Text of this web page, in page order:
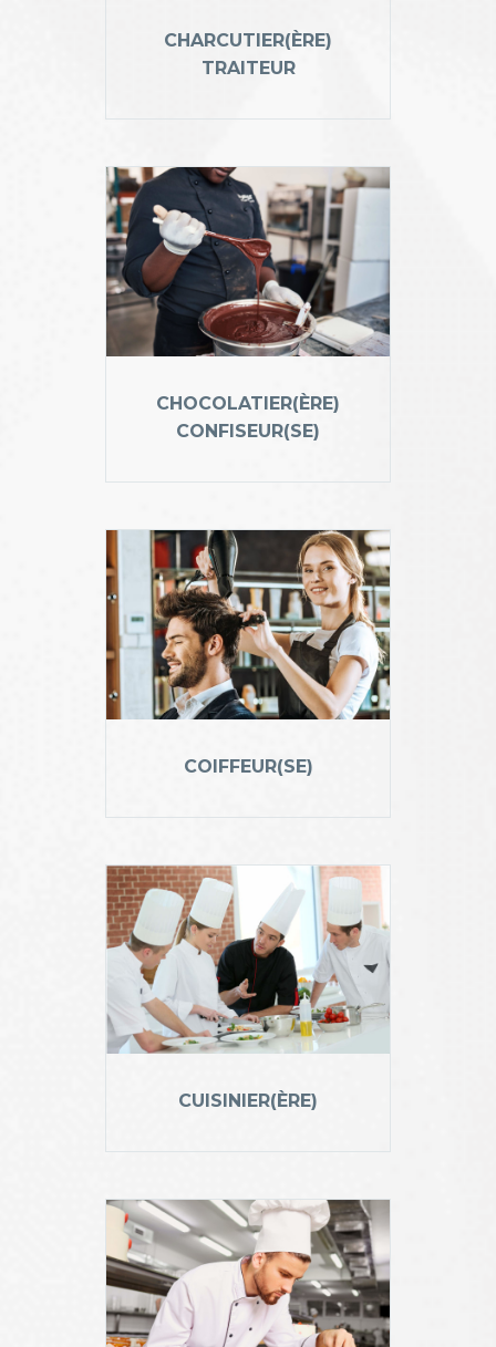
CHARCUTIER(ÈRE)
TRAITEUR
CHOCOLATIER(ÈRE)
CONFISEUR(SE)
COIFFEUR(SE)
CUISINIER(ÈRE)